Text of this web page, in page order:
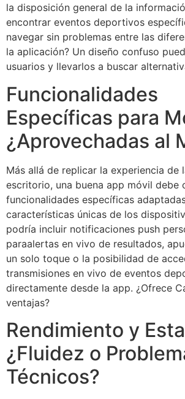
la disposición general de la
encontrar eventos deportivos
navegar sin problemas entre las
la aplicación? Un diseño confuso
usuarios y llevarlos a buscar
Funcionalidades
Específicas para
¿Aprovechadas al
Más allá de replicar la experiencia de
escritorio, una buena app móvil debe
funcionalidades específicas
características únicas de los
podría incluir notificaciones push
paraalertas en vivo de resultados,
un solo toque o la posibilidad de
transmisiones en vivo de eventos
directamente desde la app. ¿Ofrece
ventajas?
Rendimiento y
¿Fluidez o
Técnicos?